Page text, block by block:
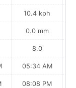
10.4 kph
0.0 mm
8.0
05:34 AM
08:08 PM